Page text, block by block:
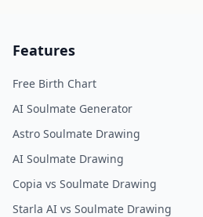
Features
Free Birth Chart
AI Soulmate Generator
Astro Soulmate Drawing
AI Soulmate Drawing
Copia vs Soulmate Drawing
Starla AI vs Soulmate Drawing